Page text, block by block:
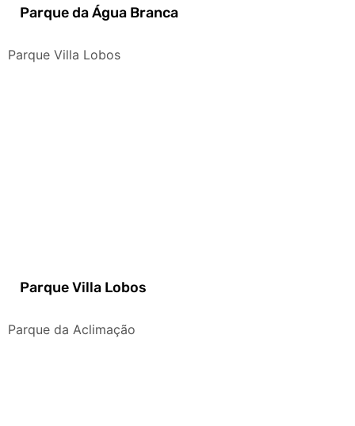
Parque da Água Branca
Parque Villa Lobos
Parque Villa Lobos
Parque da Aclimação